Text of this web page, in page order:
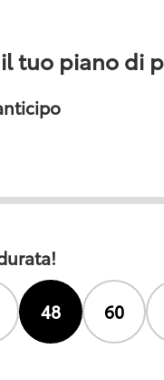
tuo piano di
48 60